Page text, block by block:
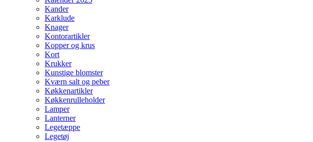
Kander
Karklude
Knager
Kontorartikler
Kopper og krus
Kort
Krukker
Kunstige blomster
Kværn salt og peber
Køkkenartikler
Køkkenrulleholder
Lamper
Lanterner
Legetæppe
Legetøj